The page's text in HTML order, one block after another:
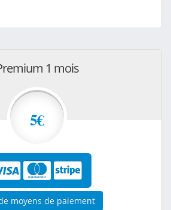
1 mois
5€
moyens de paiement